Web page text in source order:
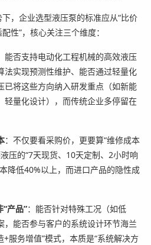
，企业选型液压泵的标准应从“比价
性”，核心关注三个维度：
能否支持电动化工程机械的高效液压
法实现预测性维护、能否通过轻量化
已将这些方向纳入研发重点（如新能
轻量化设计），而传统企业多停留在
：不仅要看采购价，更要算“维修成本
压的“7天现货、10天定制、2小时响
降低40%以上，而进口产品的隐性成
“产品”：能否针对特殊工况（如低
，能否参与客户的系统设计环节海兰
服务增值”模式，本质是“系统解决方